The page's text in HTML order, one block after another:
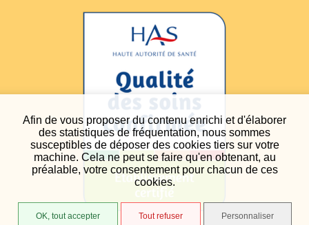
Afin de vous proposer du contenu enrichi et d'élaborer
des statistiques de fréquentation, nous sommes
susceptibles de déposer des cookies tiers sur votre
machine. Cela ne peut se faire qu'en obtenant, au
préalable, votre consentement pour chacun de ces
cookies.
OK, tout accepter Tout refuser Personnaliser